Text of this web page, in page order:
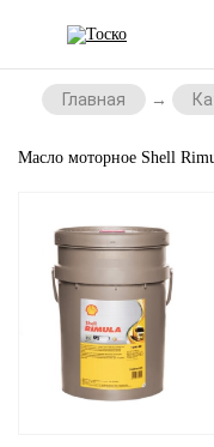
Главная
Масло моторное Shell